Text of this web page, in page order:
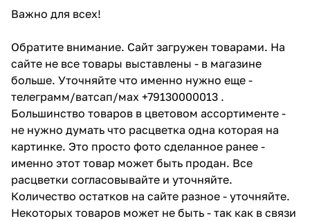
Важно для всех!
Обратите внимание. Сайт загружен товарами. На
сайте не все товары выставлены - в магазине
больше. Уточняйте что именно нужно еще -
телеграмм/ватсап/мах +79130000013 .
Большинство товаров в цветовом ассортименте -
не нужно думать что расцветка одна которая на
картинке. Это просто фото сделанное ранее -
именно этот товар может быть продан. Все
расцветки согласовывайте и уточняйте.
Количество остатков на сайте разное - уточняйте.
Некоторых товаров может не быть - так как в связи